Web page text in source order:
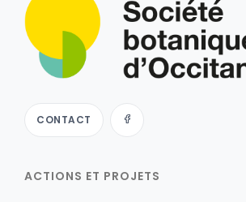
CONTACT
ACTIONS ET PROJETS